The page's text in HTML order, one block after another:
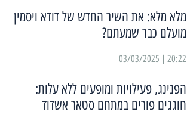
מלא מלא: את השיר החדש של דודא ויסמין
מועלם כבר שמעתם?
20:22 | 03/03/2025
הפנינג, פעילויות ומופעים ללא עלות:
חוגגים פורים במתחם סטאר אשדוד